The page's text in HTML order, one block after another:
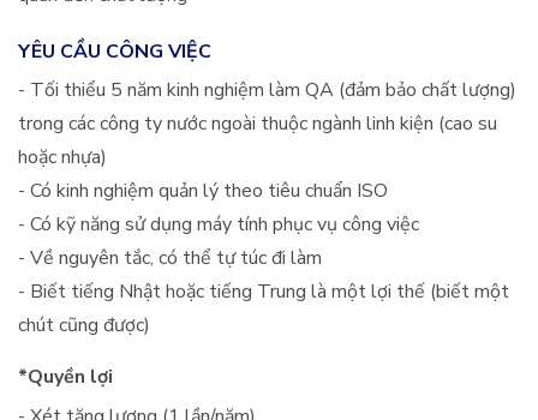
YÊU CẦU CÔNG VIỆC
- Tối thiểu 5 năm kinh nghiệm làm QA (đảm bảo chất lượng)
trong các công ty nước ngoài thuộc ngành linh kiện (cao su
hoặc nhựa)
- Có kinh nghiệm quản lý theo tiêu chuẩn ISO
- Có kỹ năng sử dụng máy tính phục vụ công việc
- Về nguyên tắc, có thể tự túc đi làm
- Biết tiếng Nhật hoặc tiếng Trung là một lợi thế (biết một
chút cũng được)
*Quyền lợi